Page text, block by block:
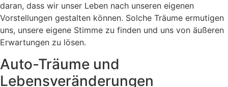
daran, dass wir unser Leben nach unseren eigenen
Vorstellungen gestalten können. Solche Träume ermutigen
uns, unsere eigene Stimme zu finden und uns von äußeren
Erwartungen zu lösen.
Auto-Träume und
Lebensveränderungen